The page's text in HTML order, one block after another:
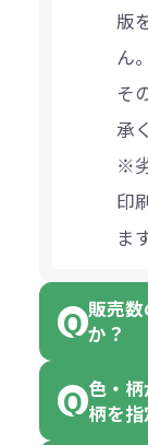
版
ん。
そ
承
※
印
ま
販売
か？
一
色・
柄を